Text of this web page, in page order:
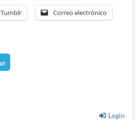
Tumblr Correo electrónico
Login